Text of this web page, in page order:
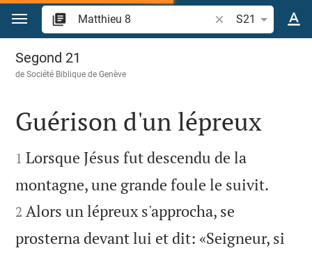
Aller vers contenu
Recherche d'un
S21
Matthieu 8
Segond 21
deSociété Biblique de Genève

Guérison d'un lépreux

1 Lorsque Jésus fut descendu de la
montagne, une grande foule le suivit.
2 Alors un lépreux s'approcha, se
prosterna devant lui et dit: «Seigneur, si